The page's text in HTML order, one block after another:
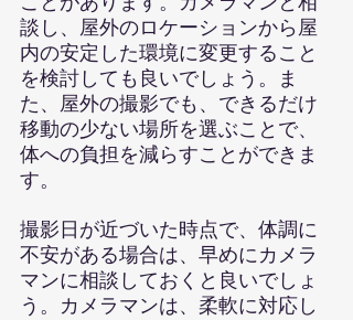
談し、屋外のロケーションから屋
内の安定した環境に変更すること
を検討しても良いでしょう。ま
た、屋外の撮影でも、できるだけ
移動の少ない場所を選ぶことで、
体への負担を減らすことができま
す。
撮影日が近づいた時点で、体調に
不安がある場合は、早めにカメラ
マンに相談しておくと良いでしょ
う。カメラマンは、柔軟に対応し